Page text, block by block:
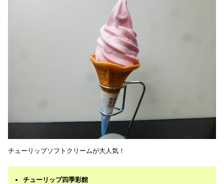
チューリップソフトクリームが大人気！
チューリップ四季彩館